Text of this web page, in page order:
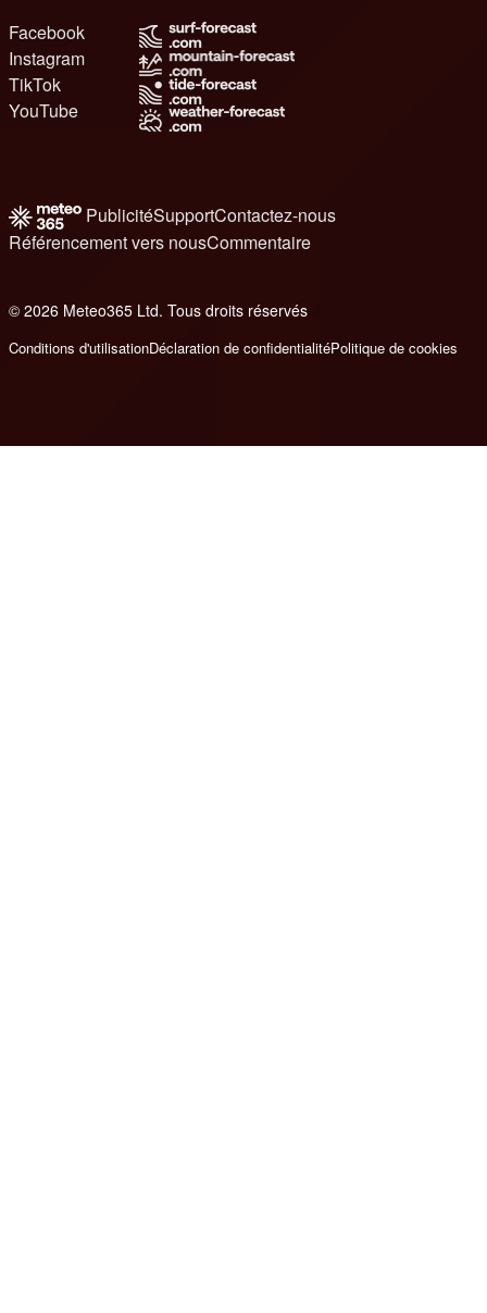
Facebook
Instagram
TikTok
YouTube
PublicitéSupportContactez-nous
Référencement vers nousCommentaire
© 2026 Meteo365 Ltd. Tous droits réservés
Conditions d'utilisationDéclaration de confidentialitéPolitique de cookies